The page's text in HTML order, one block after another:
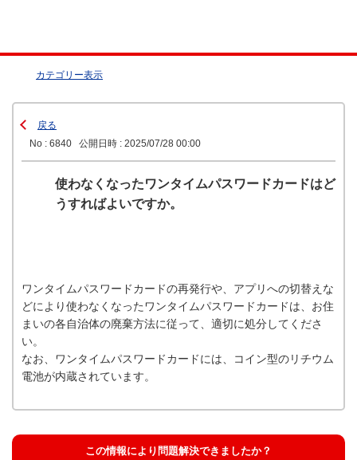
カテゴリー表示
戻る
No : 6840
公開日時 : 2025/07/28 00:00
使わなくなったワンタイムパスワードカードはど
うすればよいですか。
ワンタイムパスワードカードの再発行や、アプリへの切替えな
どにより使わなくなったワンタイムパスワードカードは、お住
まいの各自治体の廃棄方法に従って、適切に処分してくださ
い。
なお、ワンタイムパスワードカードには、コイン型のリチウム
電池が内蔵されています。
この情報により問題解決できましたか？